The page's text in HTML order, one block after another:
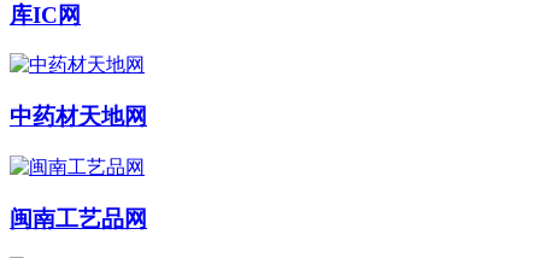
库IC网
中药材天地网
闽南工艺品网